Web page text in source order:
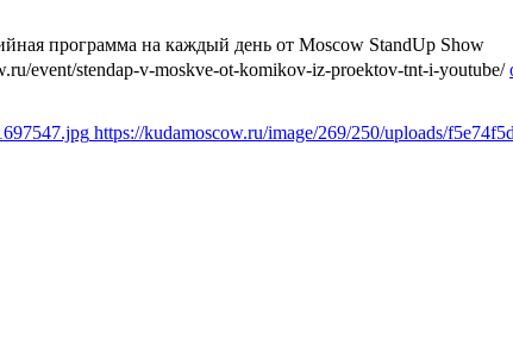
программа на каждый день от Moscow StandUp Show
event/stendap-v-moskve-ot-komikov-iz-proektov-tnt-i-youtube/
https://kudamoscow.ru/image/269/250/uploads/